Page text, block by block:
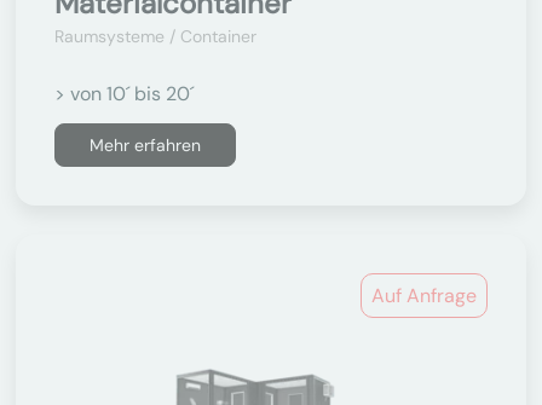
Raumsysteme / Container
> von 10´ bis 20´
Mehr erfahren
Auf Anfrage